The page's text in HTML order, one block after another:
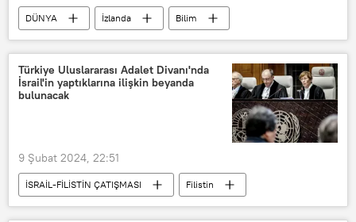
DÜNYA İzlanda
Bilim
Yanardağ
Yanardağ patlaması
Türkiye Uluslararası Adalet Divanı'nda
İsrail'in yaptıklarına ilişkin beyanda
bulunacak
9 Şubat 2024, 22:51
İSRAİL-FİLİSTİN ÇATIŞMASI
Filistin
İsrail-Filistin
Türkiye